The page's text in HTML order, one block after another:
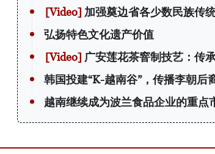
加强奠边省各少数民族传
弘扬特色文化遗产价值
广安莲花茶窨制技艺：传
韩国投建“K-越南谷”，传播李朝后
越南继续成为波兰食品企业的重点